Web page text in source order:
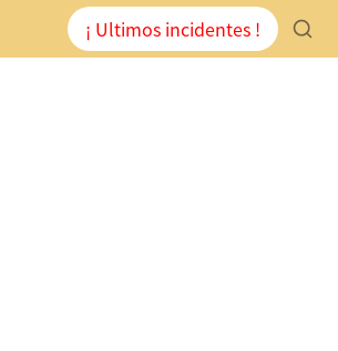
¡ Ultimos incidentes !